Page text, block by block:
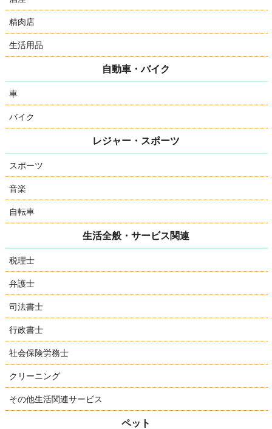
精肉店
生活用品
自動車・バイク
車
バイク
レジャー・スポーツ
スポーツ
音楽
自転車
生活全般・サービス関連
税理士
弁護士
司法書士
行政書士
社会保険労務士
クリーニング
その他生活関連サービス
ペット